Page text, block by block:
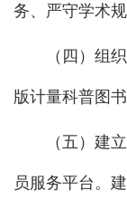
务、严守学术
（四）组
版计量科普图
（五）建
员服务平台。